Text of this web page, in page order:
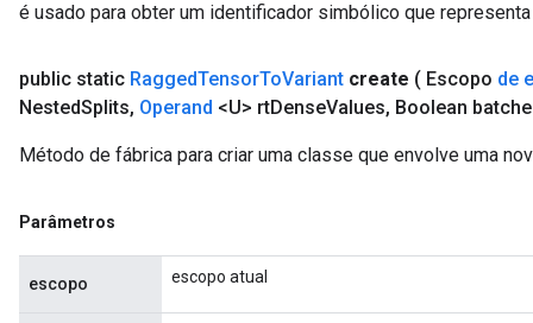
é usado para obter um identificador simbólico que
public static RaggedTensorToVariant create ( Escopo de
NestedSplits, Operand <U> rtDenseValues, Boolean
Método de fábrica para criar uma classe que envolve uma
Parâmetros
escopo escopo atual